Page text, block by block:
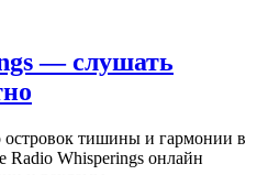
— слушать
тишины и гармонии в
Whisperings онлайн